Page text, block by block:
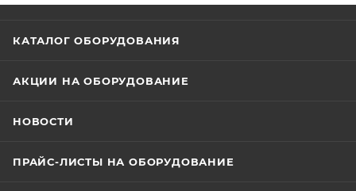
КАТАЛОГ ОБОРУДОВАНИЯ
АКЦИИ НА ОБОРУДОВАНИЕ
НОВОСТИ
ПРАЙС-ЛИСТЫ НА ОБОРУДОВАНИЕ